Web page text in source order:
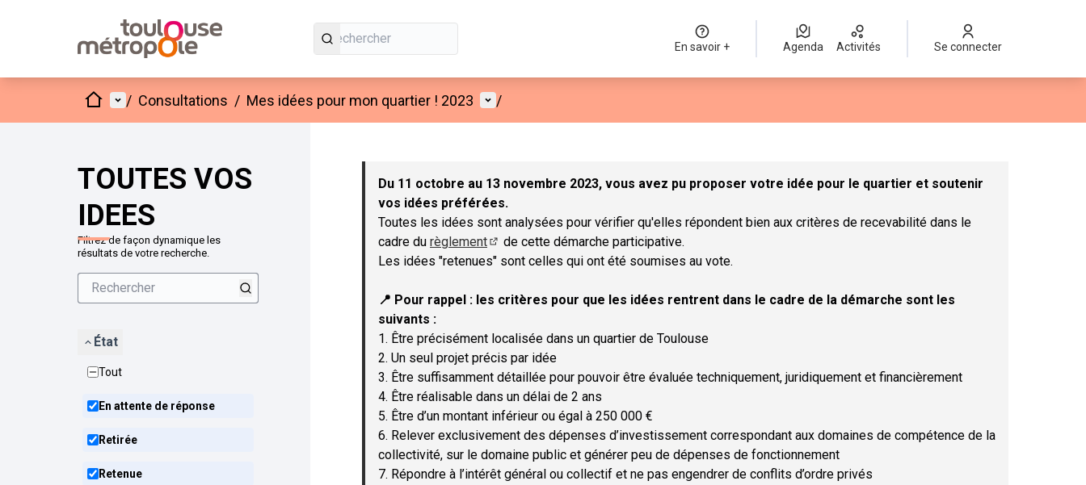
En savoir + Agenda Activités Se connecter
AccueilMenu principal
/ Consultations / Mes idées pour mon quartier ! 2023 Menu utilisateur
/
TOUTES VOS
IDEES
Filtrez de façon dynamique les
résultats de votre recherche.
État
Tout
En attente de réponse
Retirée
Retenue
Passer la carte
Du 11 octobre au 13 novembre 2023, vous avez pu proposer votre idée pour le quartier et soutenir
vos idées préférées.
Toutes les idées sont analysées pour vérifier qu'elles répondent bien aux critères de recevabilité dans le
cadre du règlement
(Lien externe)
de cette démarche participative.
Les idées "retenues" sont celles qui ont été soumises au vote.
📍 Pour rappel : les critères pour que les idées rentrent dans le cadre de la démarche sont les
suivants :
1. Être précisément localisée dans un quartier de Toulouse
2. Un seul projet précis par idée
3. Être suffisamment détaillée pour pouvoir être évaluée techniquement, juridiquement et financièrement
4. Être réalisable dans un délai de 2 ans
5. Être d’un montant inférieur ou égal à 250 000 €
6. Relever exclusivement des dépenses d’investissement correspondant aux domaines de compétence de la
collectivité, sur le domaine public et générer peu de dépenses de fonctionnement
7. Répondre à l’intérêt général ou collectif et ne pas engendrer de conflits d’ordre privés